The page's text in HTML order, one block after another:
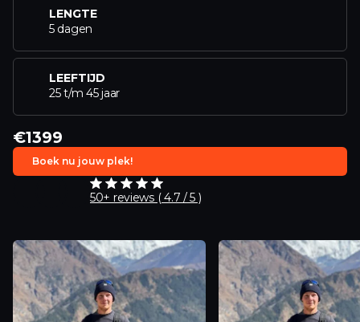
LENGTE
5 dagen
LEEFTIJD
25 t/m 45 jaar
€1399
Boek nu jouw plek!
50+ reviews ( 4.7 / 5 )